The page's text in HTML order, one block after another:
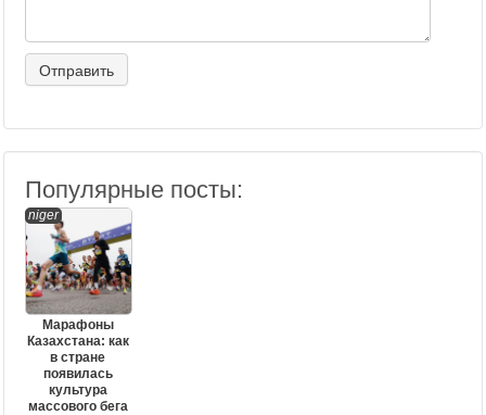
Популярные посты:
niger
Марафоны
Казахстана: как
в стране
появилась
культура
массового бега